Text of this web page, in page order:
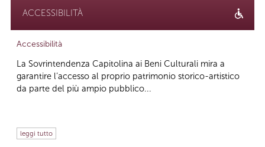
ACCESSIBILITÀ
Accessibilità
La Sovrintendenza Capitolina ai Beni Culturali mira a
garantire l’accesso al proprio patrimonio storico-artistico
da parte del più ampio pubblico...
leggi tutto